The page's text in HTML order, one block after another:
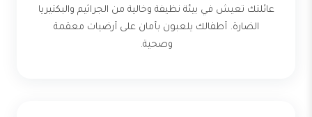
عائلتك تعيش في بيئة نظيفة وخالية من الجراثيم والبكتيريا
الضارة. أطفالك يلعبون بأمان على أرضيات معقمة
وصحية.